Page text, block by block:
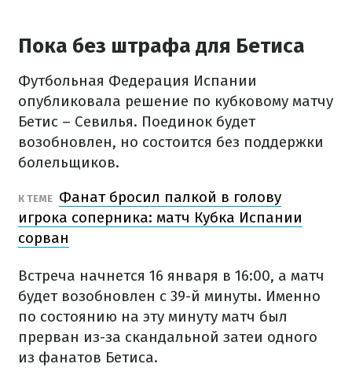
Пока без штрафа для Бетиса
Футбольная Федерация Испании
опубликовала решение по кубковому матчу
Бетис – Севилья. Поединок будет
возобновлен, но состоится без поддержки
болельщиков.
К ТЕМЕ Фанат бросил палкой в ​​голову
игрока соперника: матч Кубка Испании
сорван
Встреча начнется 16 января в 16:00, а матч
будет возобновлен с 39-й минуты. Именно
по состоянию на эту минуту матч был
прерван из-за скандальной затеи одного
из фанатов Бетиса.